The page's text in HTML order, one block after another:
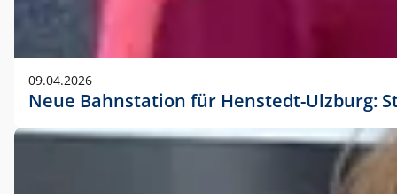
09.04.2026
Neue Bahnstation für Henstedt-Ulzburg: